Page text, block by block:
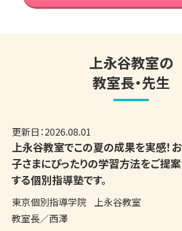
上永谷教室の
教室長・先生
更新日：2026.08.01
上永谷教室でこの夏の成果を実感！お
子さまにぴったりの学習方法をご提案
する個別指導塾です。
東京個別指導学院
上永谷教室
教室長／西澤